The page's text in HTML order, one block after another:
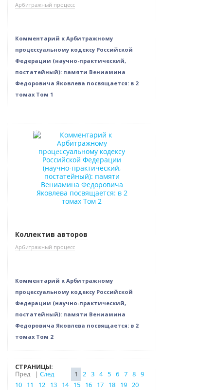
Арбитражный процесс
Комментарий к Арбитражному
процессуальному кодексу Российской
Федерации (научно-практический,
постатейный): памяти Вениамина
Федоровича Яковлева посвящается: в 2
томах Том 1
Новинка
Нет в наличии
Коллектив авторов
Арбитражный процесс
Комментарий к Арбитражному
процессуальному кодексу Российской
Федерации (научно-практический,
постатейный): памяти Вениамина
Федоровича Яковлева посвящается: в 2
томах Том 2
СТРАНИЦЫ:
Пред
| След 1 2 3 4 5 6 7 8 9
10
11 12 13 14 15 16 17 18 19 20